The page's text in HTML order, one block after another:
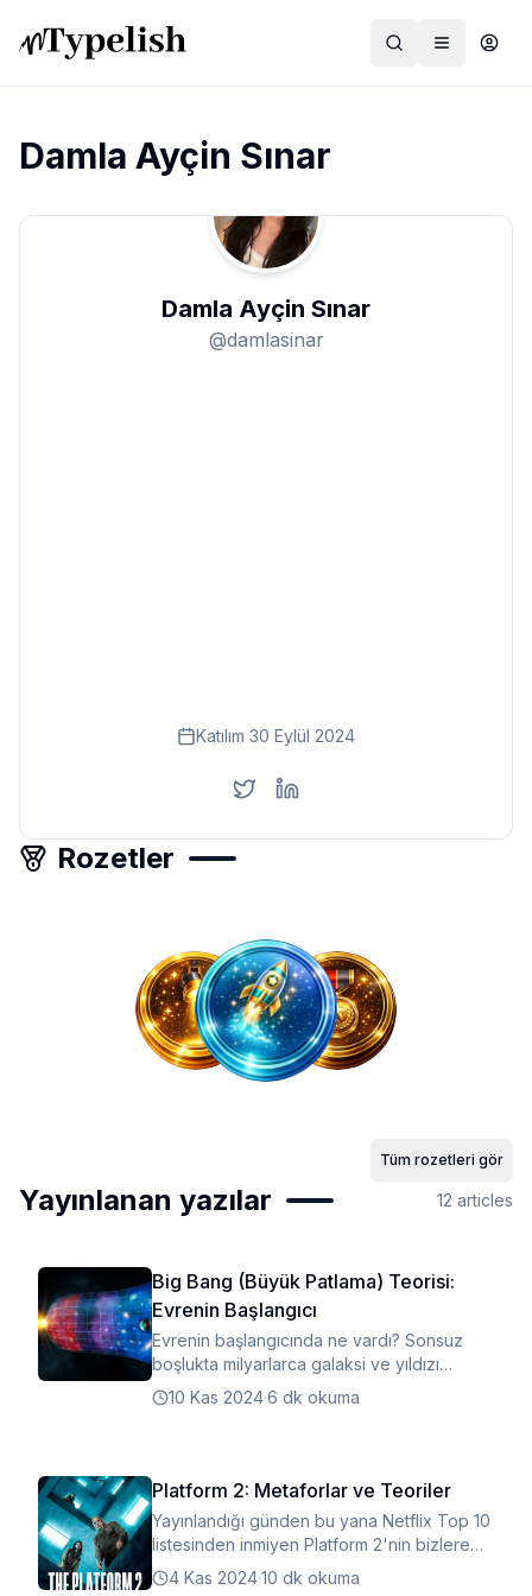
Dünya
Damla Ayçin Sınar
Damla Ayçin Sınar
@damlasinar
Katılım 30 Eylül 2024
Rozetler
Tüm rozetleri gör
Yayınlanan yazılar 12 articles
Big Bang (Büyük Patlama) Teorisi:
Evrenin Başlangıcı
Evrenin başlangıcında ne vardı? Sonsuz
boşlukta milyarlarca galaksi ve yıldızı
doğuran o ilk kıvılcım nasıl ortaya çıktı?
10 Kas 2024·6 dk okuma
Platform 2: Metaforlar ve Teoriler
Yayınlandığı günden bu yana Netflix Top 10
listesinden inmiyen Platform 2'nin bizlere
verdiği güçlü mesajlara hazır mısınız?
4 Kas 2024·10 dk okuma